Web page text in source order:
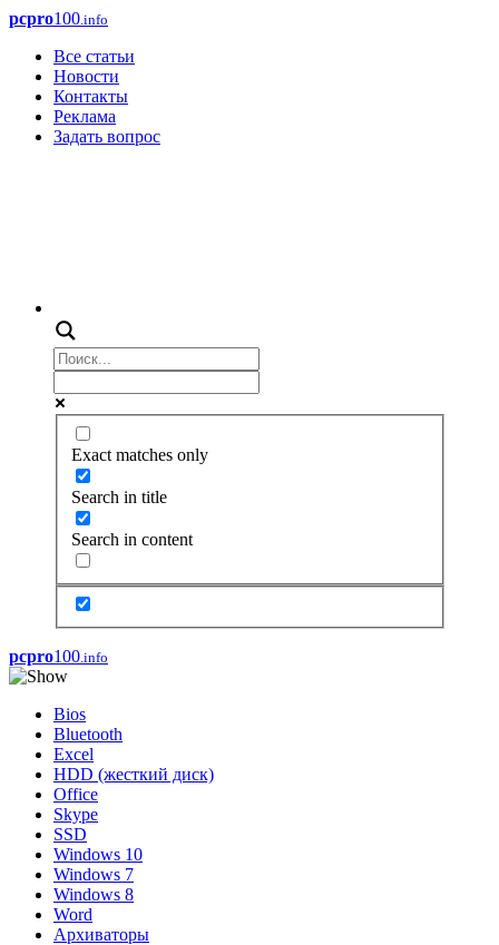
pcpro100.info
Все статьи
Новости
Контакты
Реклама
Задать вопрос
Exact matches only
Search in title
Search in content
pcpro100.info
Bios
Bluetooth
Excel
HDD (жесткий диск)
Office
Skype
SSD
Windows 10
Windows 7
Windows 8
Word
Архиваторы